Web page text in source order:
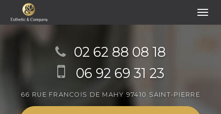
Aller
02 62 88 08 18
06 92 69 31 23
66 RUE FRANCOIS DE MAHY 97410 SAINT-PIERRE